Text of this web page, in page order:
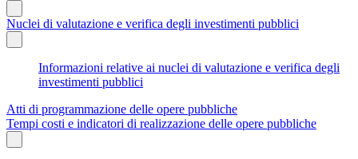
Nuclei di valutazione e verifica degli investimenti pubblici
Informazioni relative ai nuclei di valutazione e verifica degli
investimenti pubblici
Atti di programmazione delle opere pubbliche
Tempi costi e indicatori di realizzazione delle opere pubbliche